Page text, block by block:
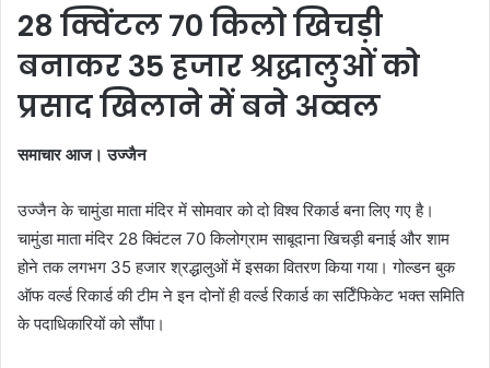
28 क्विंटल 70 किलो खिचड़ी
बनाकर 35 हजार श्रद्धालुओं को
प्रसाद खिलाने में बने अव्‍वल
समाचार आज। उज्‍जैन
उज्जैन के चामुंडा माता मंदिर में सोमवार को दो विश्व रिकार्ड बना लिए गए है।
चामुंडा माता मंदिर 28 क्विंटल 70 किलोग्राम साबूदाना खिचड़ी बनाई और शाम
होने तक लगभग 35 हजार श्रद्धालुओं में इसका वितरण किया गया। गोल्डन बुक
ऑफ वर्ल्ड रिकार्ड की टीम ने इन दोनों ही वर्ल्ड रिकार्ड का सर्टिँफिकेट भक्त समिति
के पदाधिकारियों को सौंपा।